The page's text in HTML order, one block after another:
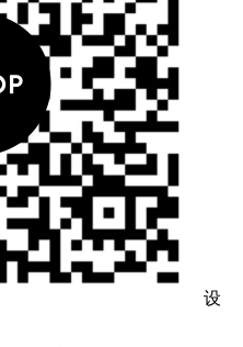
设